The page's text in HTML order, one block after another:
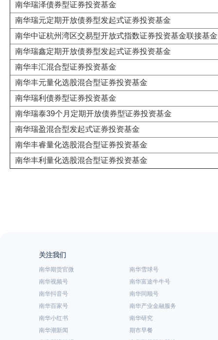
南华瑞泽债券型证券投资基金
南华瑞元定期开放债券型发起式证券投资基金
南华中证杭州湾区交易型开放式指数证券投资基金联接基金
南华瑞鑫定期开放债券型发起式证券投资基金
南华丰汇混合型证券投资基金
南华丰元量化选股混合型证券投资基金
南华瑞利债券型证券投资基金
南华瑞泰39个月定期开放债券型证券投资基金
南华瑞盈混合型发起式证券投资基金
南华丰睿量化选股混合型证券投资基金
南华丰利量化选股混合型证券投资基金
关注我们
南华期货官微
南华视频号
南华抖音号
南华百家号
南华小红书
南华潮新闻
南华雪球号
南华富途牛牛号
南华同顺号
南华产业金融服务
南华研究
期市早餐